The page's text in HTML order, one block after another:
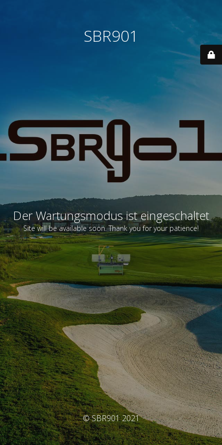
SBR901
Der Wartungsmodus ist eingeschaltet
Site will be available soon. Thank you for your patience!
© SBR901 2021